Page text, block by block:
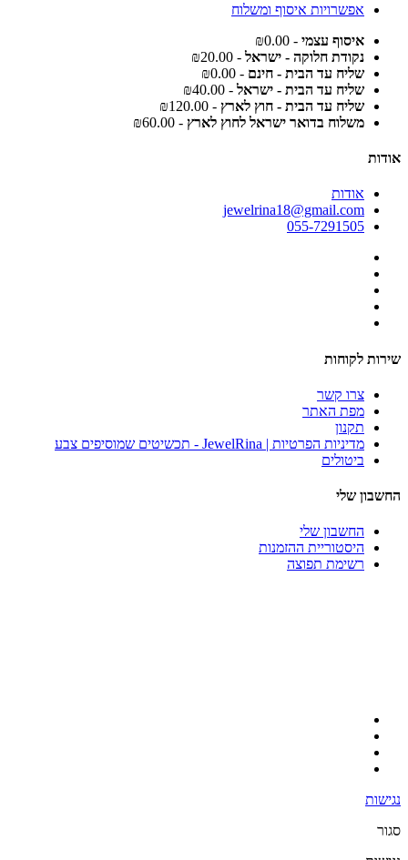
אפשרויות איסוף ומשלוח
איסוף עצמי - ₪0.00
נקודת חלוקה - ישראל - ₪20.00
שליח עד הבית - חינם - ₪0.00
שליח עד הבית - ישראל - ₪40.00
שליח עד הבית - חוץ לארץ - ₪120.00
משלוח בדואר ישראל לחוץ לארץ - ₪60.00
אודות
אודות
jewelrina18@gmail.com
055-7291505
שירות לקוחות
צרו קשר
מפת האתר
תקנון
מדיניות הפרטיות | JewelRina - תכשיטים שמוסיפים צבע
ביטולים
החשבון שלי
החשבון שלי
היסטוריית ההזמנות
רשימת תפוצה
נגישות
סגור